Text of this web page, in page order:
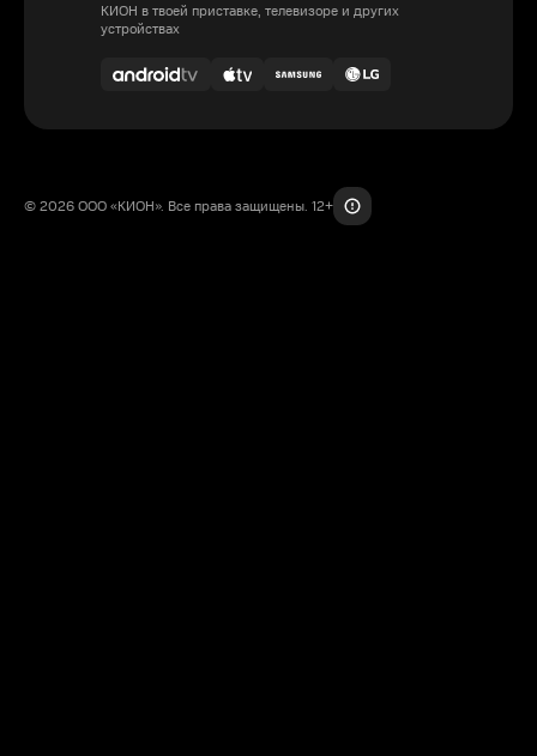
КИОН в твоей приставке, телевизоре и других
устройствах
© 2026 ООО «КИОН». Все права защищены. 12+